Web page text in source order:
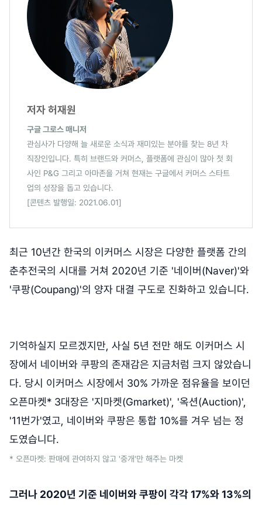
저자 허재원
구글 그로스 매니저
관심사가 다양해 늘 새로운 소식과 재미있는 분야를 찾는 8년 차
직장인입니다. 특히 브랜드와 커머스, 플랫폼에 관심이 많아 첫 회
사인 P&G 그리고 아마존을 거쳐 현재는 구글에서 커머스 스타트
업의 성장을 돕고 있습니다.
[콘텐츠 발행일: 2021.06.01]
최근 10년간 한국의 이커머스 시장은 다양한 플랫폼 간의
춘추전국의 시대를 거쳐 2020년 기준 '네이버(Naver)'와
'쿠팡(Coupang)'의 양자 대결 구도로 진화하고 있습니다.
기억하실지 모르겠지만, 사실 5년 전만 해도 이커머스 시
장에서 네이버와 쿠팡의 존재감은 지금처럼 크지 않았습니
다. 당시 이커머스 시장에서 30% 가까운 점유율을 보이던
오픈마켓* 3대장은 '지마켓(Gmarket)', '옥션(Auction)',
'11번가'였고, 네이버와 쿠팡은 통합 10%를 겨우 넘는 정
도였습니다.
* 오픈마켓: 판매에 관여하지 않고 '중개'만 해주는 마켓
그러나 2020년 기준 네이버와 쿠팡이 각각 17%와 13%의